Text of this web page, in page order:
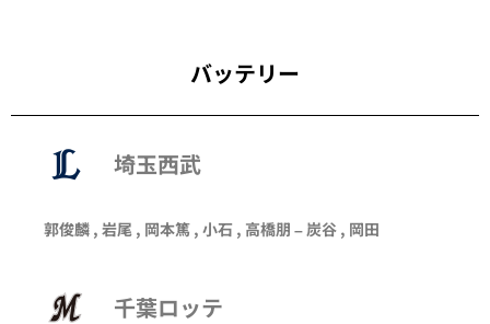
バッテリー
埼玉西武
郭俊麟 , 岩尾 , 岡本篤 , 小石 , 高橋朋 – 炭谷 , 岡田
千葉ロッテ